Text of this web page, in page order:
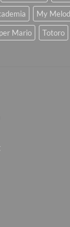
My
Mario Totoro